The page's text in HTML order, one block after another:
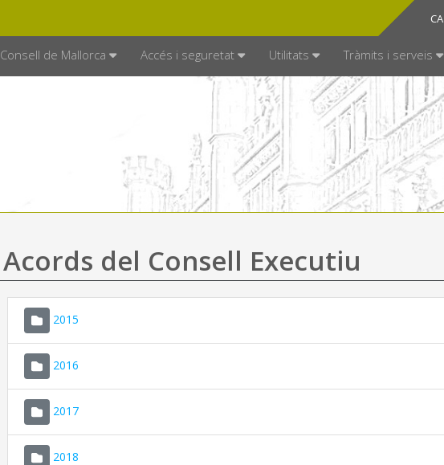
CA
ES
Consell de Mallorca Accés i seguretat Utilitats Tràmits i serveis
Acords del Consell Executiu
2015
2016
2017
2018